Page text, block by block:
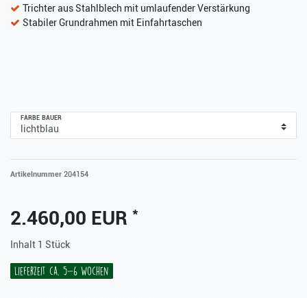
Trichter aus Stahlblech mit umlaufender Verstärkung
Stabiler Grundrahmen mit Einfahrtaschen
FARBE BAUER
Artikelnummer 204154
2.460,00 EUR *
Inhalt 1 Stück
Lieferzeit ca. 5-6 Wochen